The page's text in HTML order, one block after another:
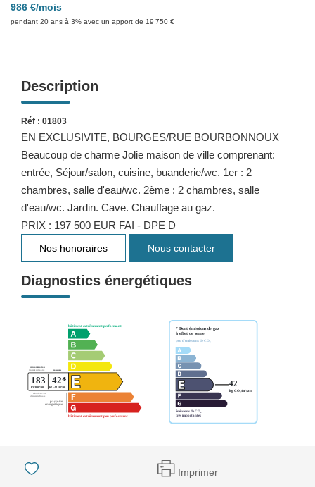
986 €/mois
pendant 20 ans à 3% avec un apport de 19 750 €
Description
Réf : 01803
EN EXCLUSIVITE, BOURGES/RUE BOURBONNOUX
Beaucoup de charme Jolie maison de ville comprenant:
entrée, Séjour/salon, cuisine, buanderie/wc. 1er : 2
chambres, salle d'eau/wc. 2ème : 2 chambres, salle
d'eau/wc. Jardin. Cave. Chauffage au gaz.
PRIX : 197 500 EUR FAI - DPE D
Nos honoraires Nous contacter
Diagnostics énergétiques
Imprimer